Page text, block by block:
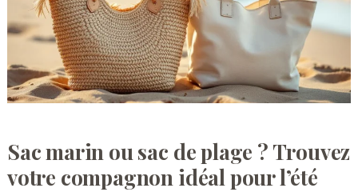
Sac marin ou sac de plage ? Trouvez
votre compagnon idéal pour l’été